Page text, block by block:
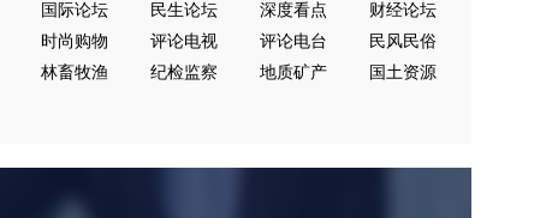
国际论坛 民生论坛 深度看点
财经论坛
时尚购物 评论电视 评论电台
民风民俗
林畜牧渔 纪检监察 地质矿产
国土资源